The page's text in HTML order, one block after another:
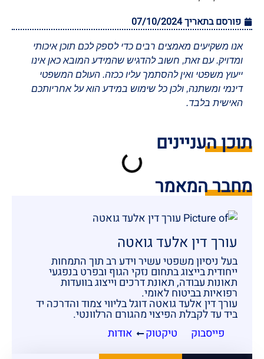
פורסם בתאריך07/10/2024
אנו משקיעים מאמצים רבים כדי לספק לכם תוכן איכותי
ומדויק. עם זאת, חשוב להדגיש שהמידע המובא כאן אינו
ייעוץ משפטי ואין להסתמך עליו ככזה. העולם המשפטי
דינמי ומשתנה, ולכן כל שימוש במידע הוא על אחריותכם
האישית בלבד.
תוכן העניינים
מחבר המאמר
עורך דין אלעד גואטה
בעל ניסיון משפטי עשיר וידע רב תוך התמחות
ייחודית בייצוג בתחום נזקי הגוף ובפרט בנפגעי
תאונות עבודה, תאונת דרכים וייצוג בוועדות
רפואיות בביטוח לאומי.
עורך דין אלעד גואטה דוגל בליווי צמוד והדרכה יד
ביד עד לקבלת הפיצוי מהגורם הרלוונטי.
פייסבוק
טיקטוק אודות